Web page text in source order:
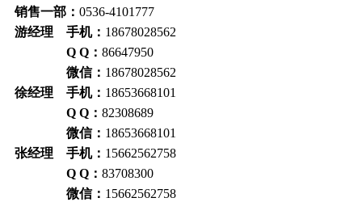
销售一部： 0536-4101777
游经理 手机： 18678028562
Q Q： 86647950
微信： 18678028562
徐经理 手机： 18653668101
Q Q： 82308689
微信： 18653668101
张经理 手机： 15662562758
Q Q： 83708300
微信： 15662562758